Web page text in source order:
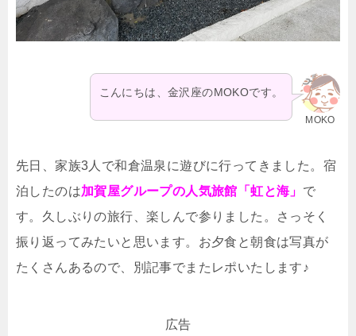
MOKO
こんにちは、金沢座のMOKOです。
先日、家族3人で和倉温泉に遊びに行ってきました。宿
泊したのは加賀屋グループの人気旅館「虹と海」 で
す。久しぶりの旅行、楽しんで参りました。さっそく
振り返ってみたいと思います。お夕食と朝食は写真が
たくさんあるので、別記事でまたレポいたします♪
広告